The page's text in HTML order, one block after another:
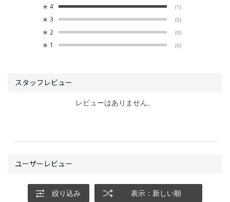
★ 4 (1)
★ 3 (0)
★ 2 (0)
★ 1 (0)
絞り込み 表示：新しい順
レビューはありません。